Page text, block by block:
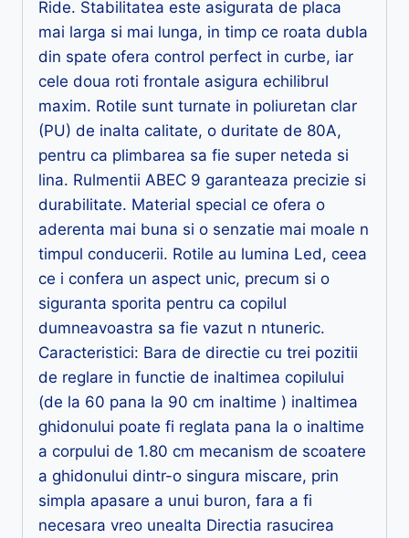
Ride. Stabilitatea este asigurata de placa
mai larga si mai lunga, in timp ce roata dubla
din spate ofera control perfect in curbe, iar
cele doua roti frontale asigura echilibrul
maxim. Rotile sunt turnate in poliuretan clar
(PU) de inalta calitate, o duritate de 80A,
pentru ca plimbarea sa fie super neteda si
lina. Rulmentii ABEC 9 garanteaza precizie si
durabilitate. Material special ce ofera o
aderenta mai buna si o senzatie mai moale n
timpul conducerii. Rotile au lumina Led, ceea
ce i confera un aspect unic, precum si o
siguranta sporita pentru ca copilul
dumneavoastra sa fie vazut n ntuneric.
Caracteristici: Bara de directie cu trei pozitii
de reglare in functie de inaltimea copilului
(de la 60 pana la 90 cm inaltime ) inaltimea
ghidonului poate fi reglata pana la o inaltime
a corpului de 1.80 cm mecanism de scoatere
a ghidonului dintr-o singura miscare, prin
simpla apasare a unui buron, fara a fi
necesara vreo unealta Directia rasucirea